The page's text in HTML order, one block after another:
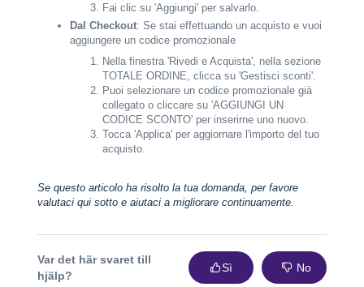
Fai clic su 'Aggiungi' per salvarlo.
Dal Checkout: Se stai effettuando un acquisto e vuoi
aggiungere un codice promozionale
Nella finestra 'Rivedi e Acquista', nella sezione
TOTALE ORDINE, clicca su 'Gestisci sconti'.
Puoi selezionare un codice promozionale già
collegato o cliccare su 'AGGIUNGI UN
CODICE SCONTO' per inserirne uno nuovo.
Tocca 'Applica' per aggiornare l'importo del tuo
acquisto.
Se questo articolo ha risolto la tua domanda, per favore
valutaci qui sotto e aiutaci a migliorare continuamente.
Var det här svaret till
hjälp?
Sì No